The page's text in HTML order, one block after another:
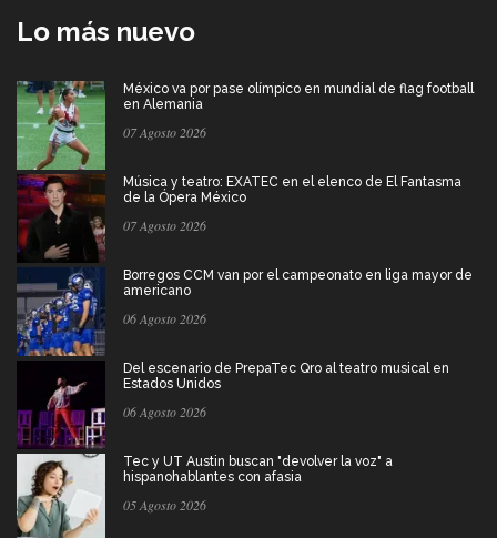
Lo más nuevo
México va por pase olímpico en mundial de flag football
en Alemania
07 Agosto 2026
Música y teatro: EXATEC en el elenco de El Fantasma
de la Ópera México
07 Agosto 2026
Borregos CCM van por el campeonato en liga mayor de
americano
06 Agosto 2026
Del escenario de PrepaTec Qro al teatro musical en
Estados Unidos
06 Agosto 2026
Tec y UT Austin buscan "devolver la voz" a
hispanohablantes con afasia
05 Agosto 2026